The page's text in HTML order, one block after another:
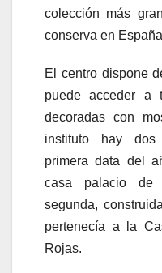
colección más
conserva en
El centro dispone
puede acceder a
decoradas con
instituto hay dos
primera data del
casa palacio de
segunda,
pertenecía a la
Rojas.